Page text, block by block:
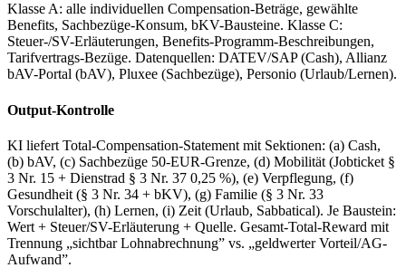
Klasse A: alle individuellen Compensation-Beträge, gewählte
Benefits, Sachbezüge-Konsum, bKV-Bausteine. Klasse C:
Steuer-/SV-Erläuterungen, Benefits-Programm-Beschreibungen,
Tarifvertrags-Bezüge. Datenquellen: DATEV/SAP (Cash), Allianz
bAV-Portal (bAV), Pluxee (Sachbezüge), Personio (Urlaub/Lernen).
Output-Kontrolle
KI liefert Total-Compensation-Statement mit Sektionen: (a) Cash,
(b) bAV, (c) Sachbezüge 50-EUR-Grenze, (d) Mobilität (Jobticket §
3 Nr. 15 + Dienstrad § 3 Nr. 37 0,25 %), (e) Verpflegung, (f)
Gesundheit (§ 3 Nr. 34 + bKV), (g) Familie (§ 3 Nr. 33
Vorschulalter), (h) Lernen, (i) Zeit (Urlaub, Sabbatical). Je Baustein:
Wert + Steuer/SV-Erläuterung + Quelle. Gesamt-Total-Reward mit
Trennung „sichtbar Lohnabrechnung” vs. „geldwerter Vorteil/AG-
Aufwand”.